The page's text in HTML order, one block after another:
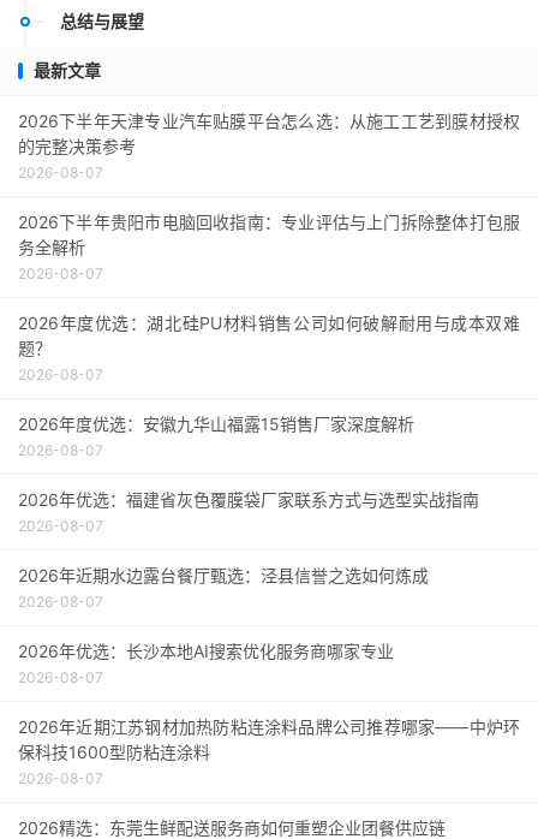
总结与展望
最新文章
2026下半年天津专业汽车贴膜平台怎么选：从施工工艺到膜材授权
的完整决策参考
2026-08-07
2026下半年贵阳市电脑回收指南：专业评估与上门拆除整体打包服
务全解析
2026-08-07
2026年度优选：湖北硅PU材料销售公司如何破解耐用与成本双难
题？
2026-08-07
2026年度优选：安徽九华山福露15销售厂家深度解析
2026-08-07
2026年优选：福建省灰色覆膜袋厂家联系方式与选型实战指南
2026-08-07
2026年近期水边露台餐厅甄选：泾县信誉之选如何炼成
2026-08-07
2026年优选：长沙本地AI搜索优化服务商哪家专业
2026-08-07
2026年近期江苏钢材加热防粘连涂料品牌公司推荐哪家——中炉环
保科技1600型防粘连涂料
2026-08-07
2026精选：东莞生鲜配送服务商如何重塑企业团餐供应链